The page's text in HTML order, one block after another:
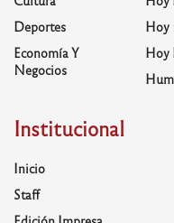
Deportes
Economía Y
Negocios
Hoy
Hoy
Institucional
Inicio
Staff